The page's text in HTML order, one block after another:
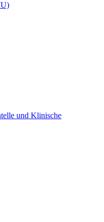
und Klinische